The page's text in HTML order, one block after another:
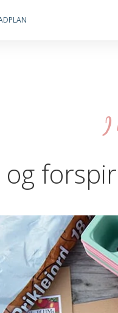
I
og